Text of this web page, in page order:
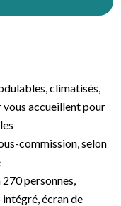
climatisés,
vous accueillent pour
commission, selon
personnes,
écran de